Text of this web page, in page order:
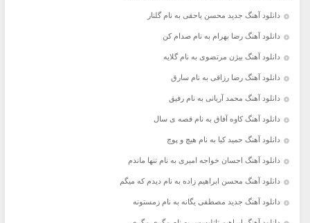
دانلود آهنگ جدید محسن یاحقی به نام گلنار
دانلود آهنگ رضا بهرام به نام صدام کن
دانلود آهنگ بیژن مرتضوی به نام گلایه
دانلود آهنگ رضا رزاقی به نام سارق
دانلود آهنگ محمد آریانی به نام رفیق
دانلود آهنگ کاوه آفاق به نام قصه ی سال
دانلود آهنگ حمید کیا به نام هیچ و پوچ
دانلود آهنگ احسان خواجه امیری به نام تنها ماندم
دانلود آهنگ محسن ابراهیم زاده به نام دیدم که میگم
دانلود آهنگ جدید مصطفی یگانه به نام زمستونه